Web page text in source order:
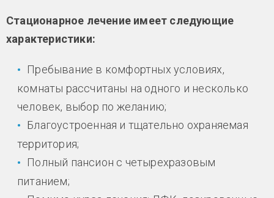
Стационарное лечение имеет следующие
характеристики:
Пребывание в комфортных условиях,
комнаты рассчитаны на одного и несколько
человек, выбор по желанию;
Благоустроенная и тщательно охраняемая
территория;
Полный пансион с четырехразовым
питанием;